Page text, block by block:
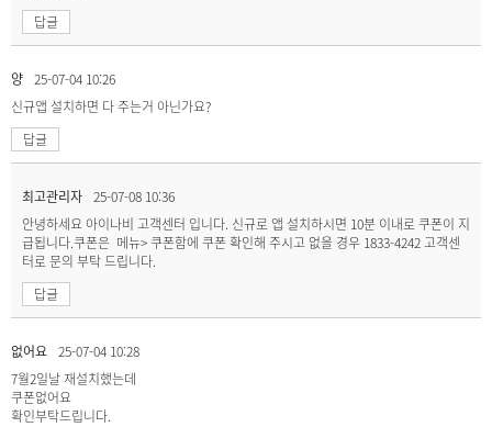
답글
양 25-07-04 10:26
신규앱 설치하면 다 주는거 아닌가요?
답글
최고관리자 25-07-08 10:36
안녕하세요 아이나비 고객센터 입니다. 신규로 앱 설치하시면 10분 이내로 쿠폰이 지
급됩니다.쿠폰은 메뉴> 쿠폰함에 쿠폰 확인해 주시고 없을 경우 1833-4242 고객센
터로 문의 부탁 드립니다.
답글
없어요 25-07-04 10:28
7월2일날 재설치했는데
쿠폰없어요
확인부탁드립니다.